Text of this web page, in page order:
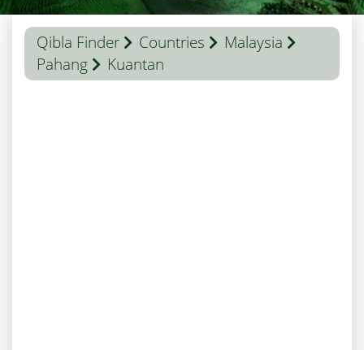
Qibla Finder Countries
Malaysia
Pahang
Kuantan